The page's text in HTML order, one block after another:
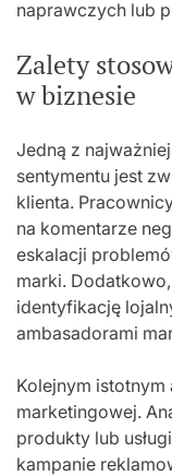
naprawczych lub
Zalety
w biznesie
Jedną z
sentymentu jest
klienta.
na komentarze
eskalacji
marki.
identyfikację
ambasadorami
Kolejnym
marketingowej.
produkty lub
kampanie